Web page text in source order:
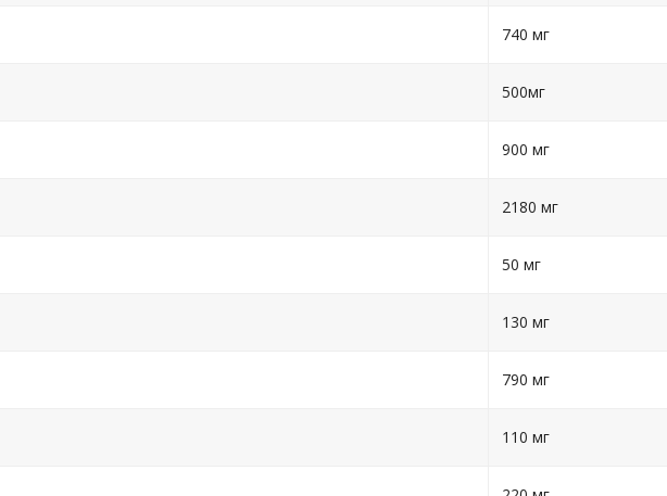
740 мг
500мг
900 мг
2180 мг
50 мг
130 мг
790 мг
110 мг